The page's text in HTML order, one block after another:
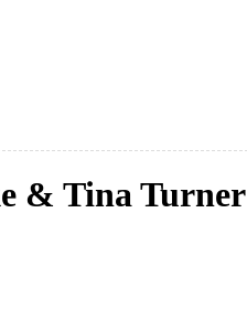
& Tina Turner